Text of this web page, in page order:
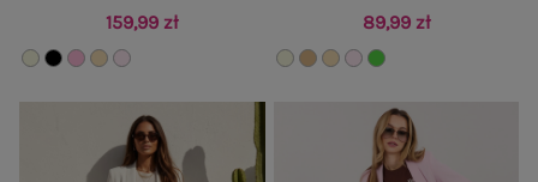
159,99 zł 89,99 zł